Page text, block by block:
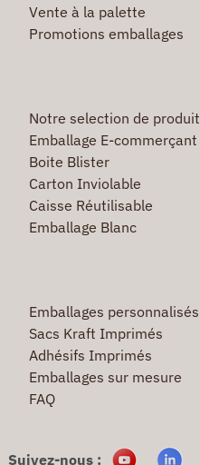
Vente à la palette
Promotions emballages
Notre selection de produit
Emballage E-commerçant
Boite Blister
Carton Inviolable
Caisse Réutilisable
Emballage Blanc
Emballages personnalisés
Sacs Kraft Imprimés
Adhésifs Imprimés
Emballages sur mesure
FAQ
Suivez-nous :